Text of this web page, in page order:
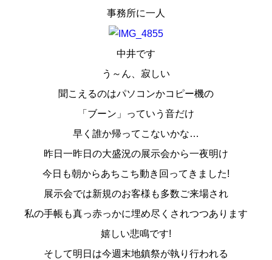
お客様の声
スタッフ紹介
事務所に一人
中井です
う～ん、寂しい
聞こえるのはパソコンかコピー機の
「ブーン」っていう音だけ
早く誰か帰ってこないかな…
昨日一昨日の大盛況の展示会から一夜明け
今日も朝からあちこち動き回ってきました!
展示会では新規のお客様も多数ご来場され
私の手帳も真っ赤っかに埋め尽くされつつあります
嬉しい悲鳴です!
そして明日は今週末地鎮祭が執り行われる